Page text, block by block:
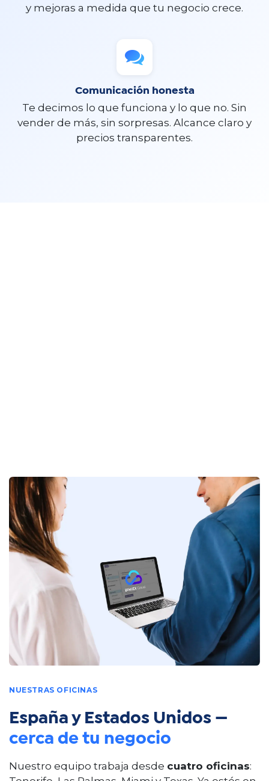
y mejoras a medida que tu negocio crece.
Comunicación honesta
Te decimos lo que funciona y lo que no. Sin
vender de más, sin sorpresas. Alcance claro y
precios transparentes.
NUESTRAS OFICINAS
España y Estados Unidos —
cerca de tu negocio
Nuestro equipo trabaja desde cuatro oficinas: